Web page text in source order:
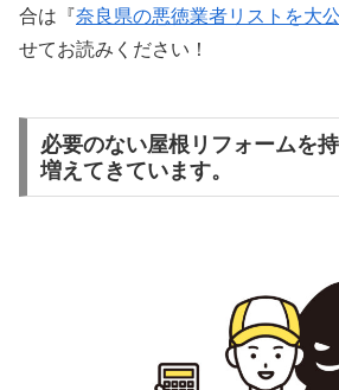
合は『奈良県の悪徳業者リストを大公
せてお読みください！
必要のない屋根リフォームを
増えてきています。